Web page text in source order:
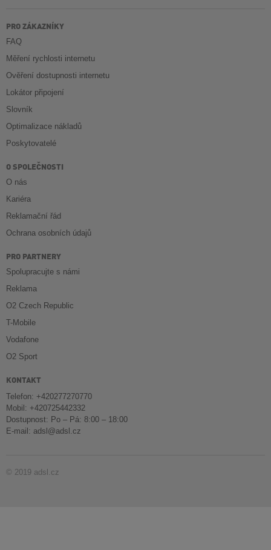
PRO ZÁKAZNÍKY
FAQ
Měření rychlosti internetu
Ověření dostupnosti internetu
Lokátor připojení
Slovník
Optimalizace nákladů
Poskytovatelé
O SPOLEČNOSTI
O nás
Kariéra
Reklamační řád
Ochrana osobních údajů
PRO PARTNERY
Spolupracujte s námi
Reklama
O2 Czech Republic
T-Mobile
Vodafone
O2 Sport
KONTAKT
Telefon: +420277270770
Mobil: +420725442332
Dostupnost: Po – Pá: 8:00 – 18:00
E-mail: adsl@adsl.cz
© 2019 adsl.cz